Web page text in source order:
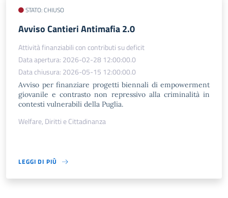
STATO: CHIUSO
​Avviso Cantieri Antimafia 2.0
Attività finanziabili con contributi su deficit
Data apertura: 2026-02-28 12:00:00.0
Data chiusura: 2026-05-15 12:00:00.0
Avviso per finanziare progetti biennali di empowerment
giovanile e contrasto non repressivo alla criminalità in
contesti vulnerabili della Puglia.
Welfare, Diritti e Cittadinanza
LEGGI DI PIÙ